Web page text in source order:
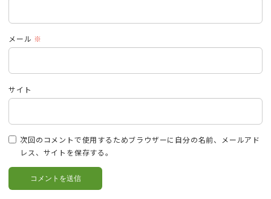
メール ※
サイト
次回のコメントで使用するためブラウザーに自分の名前、メールアド
レス、サイトを保存する。